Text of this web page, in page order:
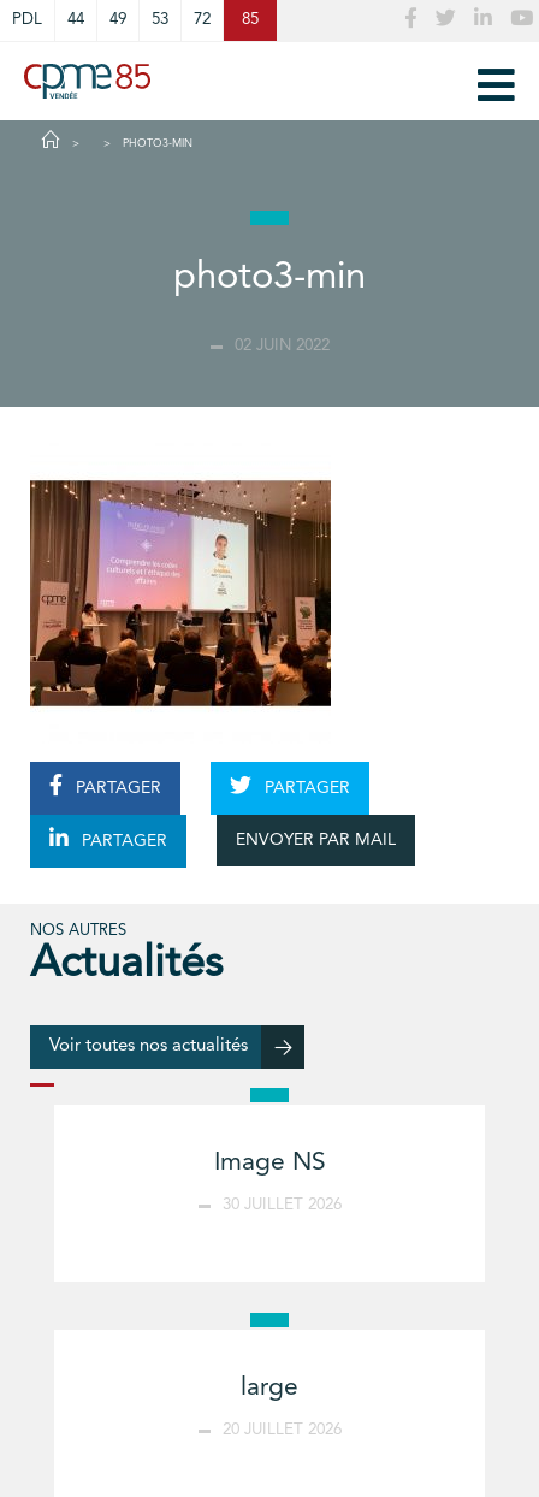
PDL 44 49 53 72 85
PHOTO3-MIN
photo3-min
02 JUIN 2022
PARTAGER PARTAGER
PARTAGER ENVOYER PAR MAIL
NOS AUTRES
Actualités
Voir toutes nos actualités
Image NS
30 JUILLET 2026
large
20 JUILLET 2026
Cookies management panel